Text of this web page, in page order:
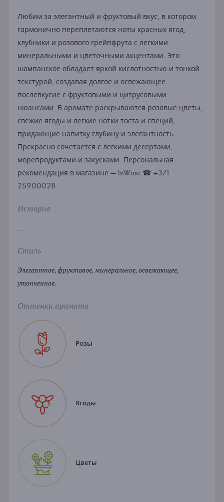
Любим за элегантный и фруктовый вкус, в котором
гармонично переплетаются ноты красных ягод,
клубники и розового грейпфрута с легкими
минеральными и цветочными акцентами. Это
шампанское обладает яркой кислотностью и тонкой
текстурой, создавая долгое и освежающее
послевкусие с фруктовыми и цитрусовыми
нюансами. В аромате раскрываются розовые цветы,
свежие ягоды и легкие нотки тоста и специй,
придающие напитку глубину и элегантность.
Прекрасно сочетается с легкими десертами,
морепродуктами и закусками. Персональная
рекомендация в магазине — InWine ☎ +371
25900028.
История
...
Стиль
Элегантное, фруктовое, минеральное, освежающее,
утонченное.
Оттенки аромата
Розы
Ягоды
Цветы